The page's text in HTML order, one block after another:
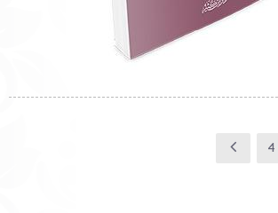
4